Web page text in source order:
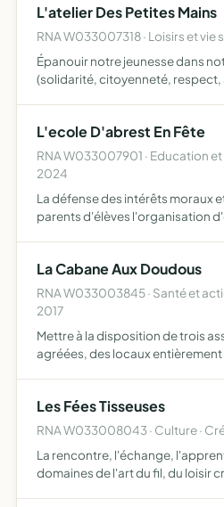
L'atelier Des Petites Mains
RNA W033007318 · Loisirs et vie
Épanouir notre jeunesse dans
(solidarité, citoyenneté,
L'ecole D'abrest En Fête
RNA W033007901 · Education
2024
La défense des intérêts moraux
parents d'élèves l'organisation
La Cabane Aux Doudous
RNA W033003845 · Santé et
2017
Mettre à la disposition de trois
agréées, des locaux
e…
Les Fées Tisseuses
RNA W033008043 · Culture ·
La rencontre, l'échange,
domaines de l'art du fil, du loisir